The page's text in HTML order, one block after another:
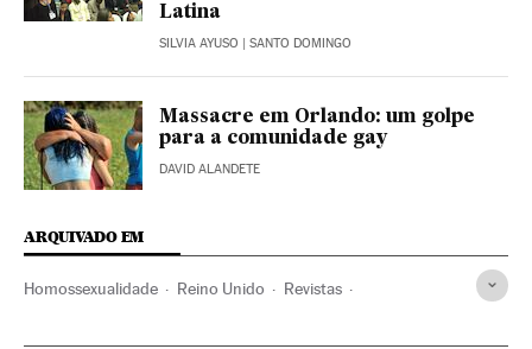
Latina
SILVIA AYUSO | SANTO DOMINGO
Massacre em Orlando: um golpe
para a comunidade gay
DAVID ALANDETE
ARQUIVADO EM
Homossexualidade Reino Unido Revistas